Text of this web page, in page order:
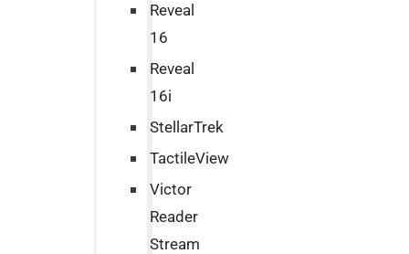
Reveal
16
Reveal
16i
StellarTrek
TactileView
Victor
Reader
Stream